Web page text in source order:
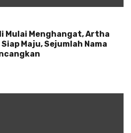
Mulai Menghangat, Artha
Maju, Sejumlah Nama